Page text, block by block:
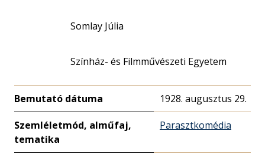
Somlay Júlia
Színház- és Filmművészeti Egyetem
Bemutató dátuma 1928. augusztus 29.
Szemléletmód, alműfaj,
tematika
Parasztkomédia